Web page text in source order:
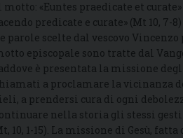
motto: «Euntes praedicate et curate»
predicate e curate» (Mt 10, 7-8)
parole scelte dal vescovo
episcopale sono tratte dal
è presentata la missione
a proclamare la vicinanza
a prendersi cura di ogni
nella storia gli stessi gesti
10, 1-15). La missione di Gesù,